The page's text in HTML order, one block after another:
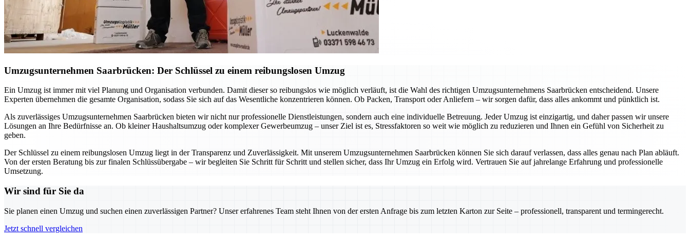
Umzugsunternehmen Saarbrücken: Der Schlüssel zu einem reibungslosen Umzug
Ein Umzug ist immer mit viel Planung und Organisation verbunden. Damit dieser so reibungslos wie möglich verläuft, ist die Wahl des richtigen Umzugsunternehmens Saarbrücken entscheidend. Unsere
Experten übernehmen die gesamte Organisation, sodass Sie sich auf das Wesentliche konzentrieren können. Ob Packen, Transport oder Anliefern – wir sorgen dafür, dass alles ankommt und pünktlich ist.
Als zuverlässiges Umzugsunternehmen Saarbrücken bieten wir nicht nur professionelle Dienstleistungen, sondern auch eine individuelle Betreuung. Jeder Umzug ist einzigartig, und daher passen wir unsere
Lösungen an Ihre Bedürfnisse an. Ob kleiner Haushaltsumzug oder komplexer Gewerbeumzug – unser Ziel ist es, Stressfaktoren so weit wie möglich zu reduzieren und Ihnen ein Gefühl von Sicherheit zu
geben.
Der Schlüssel zu einem reibungslosen Umzug liegt in der Transparenz und Zuverlässigkeit. Mit unserem Umzugsunternehmen Saarbrücken können Sie sich darauf verlassen, dass alles genau nach Plan abläuft.
Von der ersten Beratung bis zur finalen Schlüssübergabe – wir begleiten Sie Schritt für Schritt und stellen sicher, dass Ihr Umzug ein Erfolg wird. Vertrauen Sie auf jahrelange Erfahrung und professionelle
Umsetzung.
Wir sind für Sie da
Sie planen einen Umzug und suchen einen zuverlässigen Partner? Unser erfahrenes Team steht Ihnen von der ersten Anfrage bis zum letzten Karton zur Seite – professionell, transparent und termingerecht.
Jetzt schnell vergleichen